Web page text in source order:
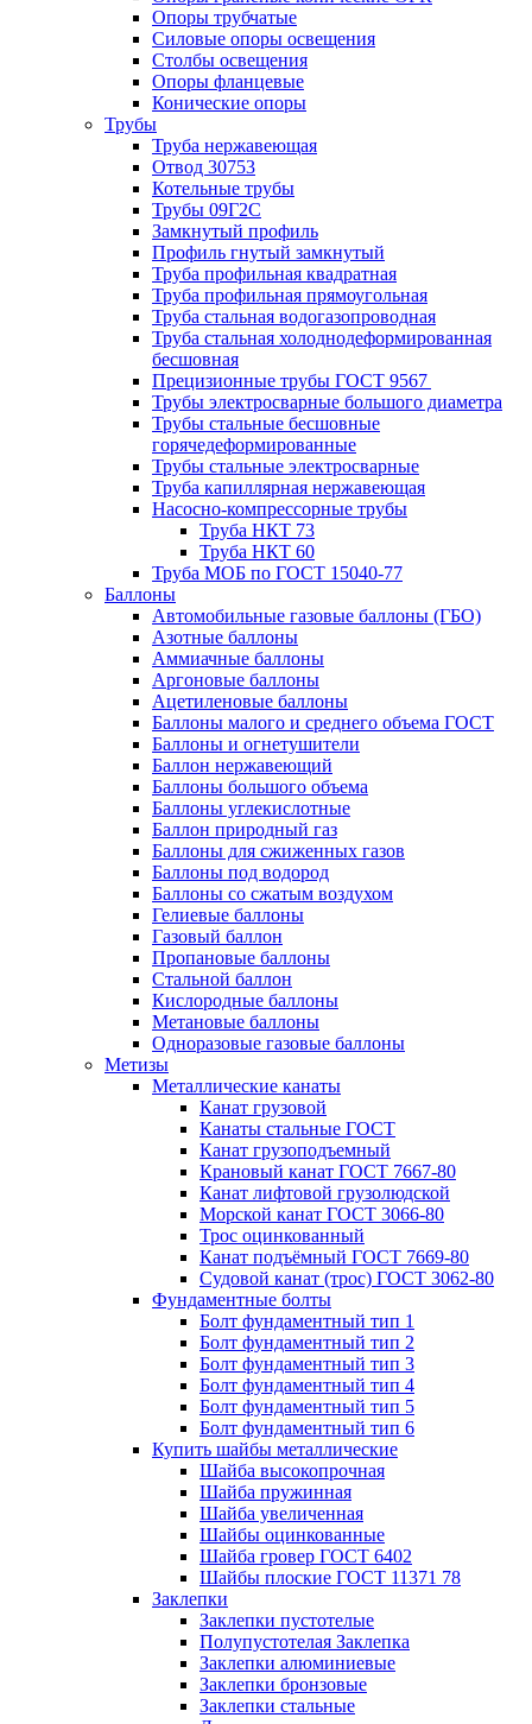
Опоры трубчатые
Силовые опоры освещения
Столбы освещения
Опоры фланцевые
Конические опоры
Трубы
Труба нержавеющая
Отвод 30753
Котельные трубы
Трубы 09Г2С
Замкнутый профиль
Профиль гнутый замкнутый
Труба профильная квадратная
Труба профильная прямоугольная
Труба стальная водогазопроводная
Труба стальная холоднодеформированная
бесшовная
Прецизионные трубы ГОСТ 9567
Трубы электросварные большого диаметра
Трубы стальные бесшовные
горячедеформированные
Трубы стальные электросварные
Труба капиллярная нержавеющая
Насосно-компрессорные трубы
Труба НКТ 73
Труба НКТ 60
Труба МОБ по ГОСТ 15040-77
Баллоны
Автомобильные газовые баллоны (ГБО)
Азотные баллоны
Аммиачные баллоны
Аргоновые баллоны
Ацетиленовые баллоны
Баллоны малого и среднего объема ГОСТ
Баллоны и огнетушители
Баллон нержавеющий
Баллоны большого объема
Баллоны углекислотные
Баллон природный газ
Баллоны для сжиженных газов
Баллоны под водород
Баллоны со сжатым воздухом
Гелиевые баллоны
Газовый баллон
Пропановые баллоны
Стальной баллон
Кислородные баллоны
Метановые баллоны
Одноразовые газовые баллоны
Метизы
Металлические канаты
Канат грузовой
Канаты стальные ГОСТ
Канат грузоподъемный
Крановый канат ГОСТ 7667-80
Канат лифтовой грузолюдской
Морской канат ГОСТ 3066-80
Трос оцинкованный
Канат подъёмный ГОСТ 7669-80
Судовой канат (трос) ГОСТ 3062-80
Фундаментные болты
Болт фундаментный тип 1
Болт фундаментный тип 2
Болт фундаментный тип 3
Болт фундаментный тип 4
Болт фундаментный тип 5
Болт фундаментный тип 6
Купить шайбы металлические
Шайба высокопрочная
Шайба пружинная
Шайба увеличенная
Шайбы оцинкованные
Шайба гровер ГОСТ 6402
Шайбы плоские ГОСТ 11371 78
Заклепки
Заклепки пустотелые
Полупустотелая Заклепка
Заклепки алюминиевые
Заклепки бронзовые
Заклепки стальные